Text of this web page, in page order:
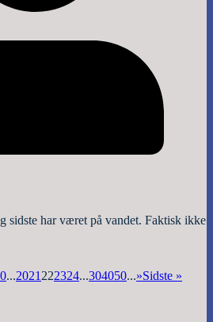
sidste har været på vandet. Faktisk ikke
...2021 222324...304050...»Sidste »